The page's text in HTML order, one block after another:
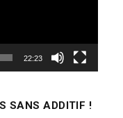
22:23
SANS ADDITIF !